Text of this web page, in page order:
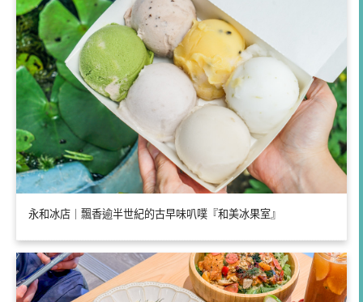
永和冰店｜飄香逾半世紀的古早味叭噗『和美冰果室』